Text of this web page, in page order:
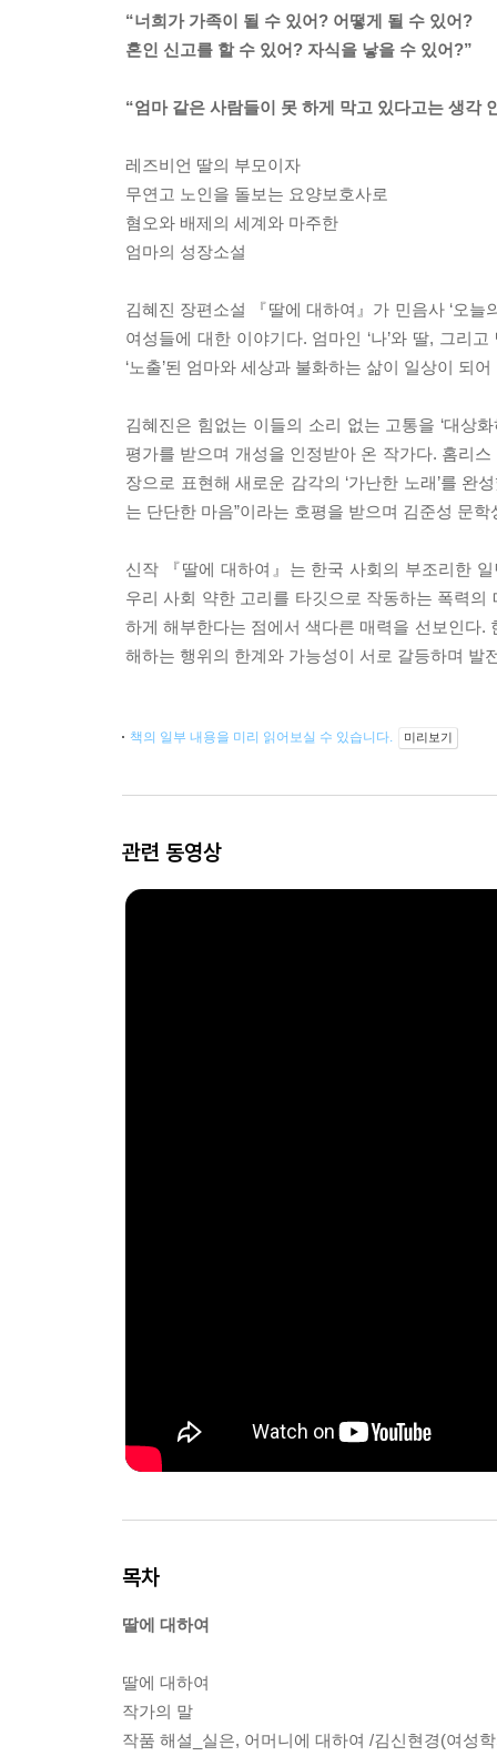
“너희가 가족이 될 수 있어? 어떻게 될 수 있어?
혼인 신고를 할 수 있어? 자식을 낳을 수 있어?”
“엄마 같은 사람들이 못 하게 막고 있다고는 생각
레즈비언 딸의 부모이자
무연고 노인을 돌보는 요양보호사로
혐오와 배제의 세계와 마주한
엄마의 성장소설
김혜진 장편소설 『딸에 대하여』가 민음사 ‘오
여성들에 대한 이야기다. 엄마인 ‘나’와 딸, 그리
‘노출’된 엄마와 세상과 불화하는 삶이 일상이 되
김혜진은 힘없는 이들의 소리 없는 고통을 ‘대상
평가를 받으며 개성을 인정받아 온 작가다. 홈리
장으로 표현해 새로운 감각의 ‘가난한 노래’를
는 단단한 마음”이라는 호평을 받으며 김준성 문
신작 『딸에 대하여』는 한국 사회의 부조리한
우리 사회 약한 고리를 타깃으로 작동하는 폭력
하게 해부한다는 점에서 색다른 매력을 선보인다.
해하는 행위의 한계와 가능성이 서로 갈등하며 발
책의 일부 내용을 미리 읽어보실 수 있습니다. 미리보기
관련 동영상
목차
딸에 대하여
딸에 대하여
작가의 말
작품 해설_실은, 어머니에 대하여 /김신현경(여성